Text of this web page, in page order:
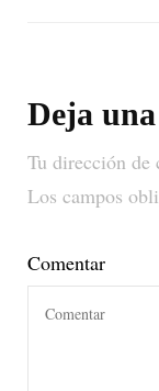
Deja
Tu dirección de
Los campos
Comentar